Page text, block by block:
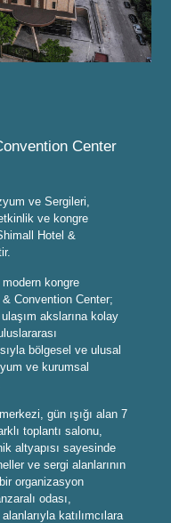
Center
ve Sergileri,
ve kongre
Hotel &
kongre
Convention Center;
akslarına kolay
bölgesel ve ulusal
ve kurumsal
gün ışığı alan 7
toplantı salonu,
altyapısı sayesinde
ve sergi alanlarının
organizasyon
odası,
katılımcılara